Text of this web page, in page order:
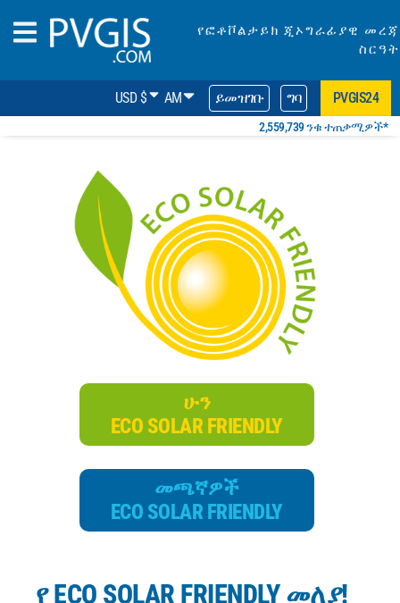
የፎቶቮልታይክ ጂኦግራፊያዊ መረጃ
ስርዓት
USD $ AM ይመዝገቡ ግባ PVGIS24
2,559,739 ንቁ ተጠቃሚዎች*
ሁን
ECO SOLAR FRIENDLY
መጫኛዎች
ECO SOLAR FRIENDLY
የ ECO SOLAR FRIENDLY መለያ!